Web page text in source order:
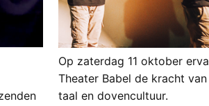
Op zaterdag 11 oktober
Theater Babel de kracht
taal en dovencultuur.